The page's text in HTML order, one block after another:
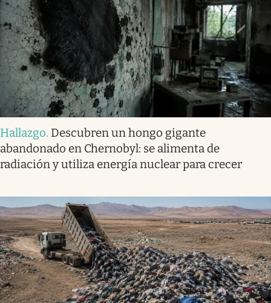
Hallazgo. Descubren un hongo gigante
abandonado en Chernobyl: se alimenta de
radiación y utiliza energía nuclear para crecer